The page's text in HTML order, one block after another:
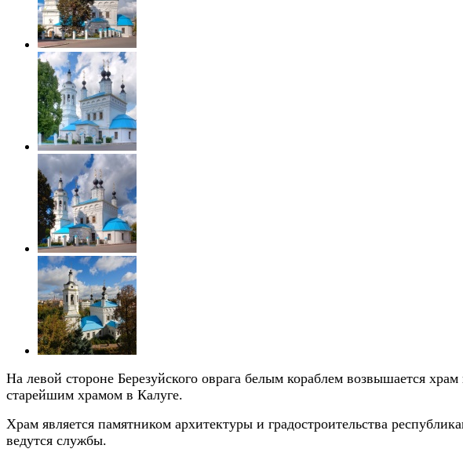
На левой стороне Березуйского оврага белым кораблем возвышается
старейшим храмом в Калуге.
Храм является памятником архитектуры и градостроительства
ведутся службы.